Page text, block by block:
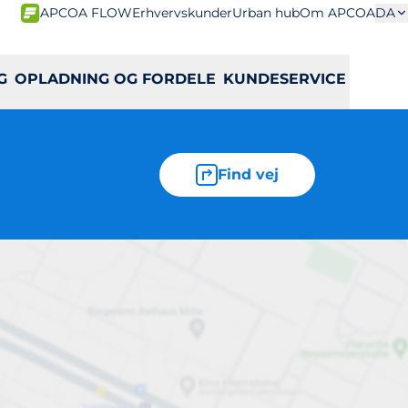
APCOA FLOWErhvervskunderUrban hubOm APCOADA
OPLADNING OG FORDELE KUNDESERVICE
Find vej